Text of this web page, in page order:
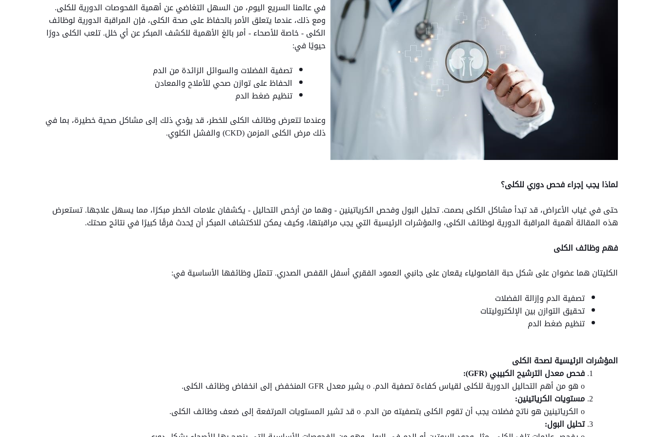
في عالمنا السريع اليوم، من السهل التغاضي عن أهمية الفحوصات الدورية للكلى.
ومع ذلك، عندما يتعلق الأمر بالحفاظ على صحة الكلى، فإن المراقبة الدورية لوظائف
الكلى - خاصة للأصحاء - أمر بالغ الأهمية للكشف المبكر عن أي خلل. تلعب الكلى دورًا
حيويًا في:
تصفية الفضلات والسوائل الزائدة من الدم
الحفاظ على توازن صحي للأملاح والمعادن
تنظيم ضغط الدم
وعندما تتعرض وظائف الكلى للخطر، قد يؤدي ذلك إلى مشاكل صحية خطيرة، بما في
ذلك مرض الكلى المزمن (CKD) والفشل الكلوي.
لماذا يجب إجراء فحص دوري للكلى؟
حتى في غياب الأعراض، قد تبدأ مشاكل الكلى بصمت. تحليل البول وفحص الكرياتينين - وهما من أرخص التحاليل - يكشفان علامات الخطر مبكرًا، مما يسهل علاجها. تستعرض
هذه المقالة أهمية المراقبة الدورية لوظائف الكلى، والمؤشرات الرئيسية التي يجب مراقبتها، وكيف يمكن للاكتشاف المبكر أن يُحدث فرقًا كبيرًا في نتائج صحتك.
فهم وظائف الكلى
الكليتان هما عضوان على شكل حبة الفاصولياء يقعان على جانبي العمود الفقري أسفل القفص الصدري. تتمثل وظائفها الأساسية في:
تصفية الدم وإزالة الفضلات
تحقيق التوازن بين الإلكتروليتات
تنظيم ضغط الدم
المؤشرات الرئيسية لصحة الكلى
فحص معدل الترشيح الكبيبي (GFR):
o هو من أهم التحاليل الدورية للكلى لقياس كفاءة تصفية الدم. o يشير معدل GFR المنخفض إلى انخفاض وظائف الكلى.
مستويات الكرياتينين:
o الكرياتينين هو ناتج فضلات يجب أن تقوم الكلى بتصفيته من الدم. o قد تشير المستويات المرتفعة إلى ضعف وظائف الكلى.
تحليل البول: